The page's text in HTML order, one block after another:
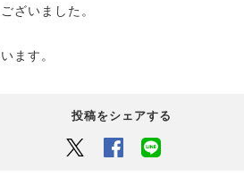
ざいました。
ます。
投稿をシェアする
Twitter Facebook